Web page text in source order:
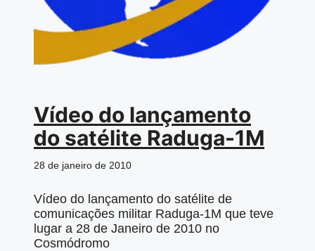
Vídeo do lançamento
do satélite Raduga-1M
28 de janeiro de 2010
Vídeo do lançamento do satélite de
comunicações militar Raduga-1M que teve
lugar a 28 de Janeiro de 2010 no
Cosmódromo